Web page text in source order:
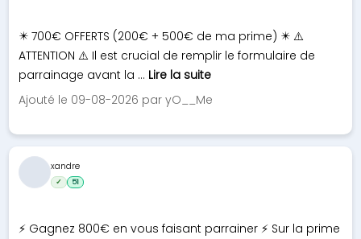
✴️ 700€ OFFERTS (200€ + 500€ de ma prime) ✴️ ⚠️
ATTENTION ⚠️ Il est crucial de remplir le formulaire de
parrainage avant la ... Lire la suite
Ajouté le 09-08-2026 par yO__Me
⚡ Gagnez 800€ en vous faisant parrainer ⚡ Sur la prime
xandre
✓ 51